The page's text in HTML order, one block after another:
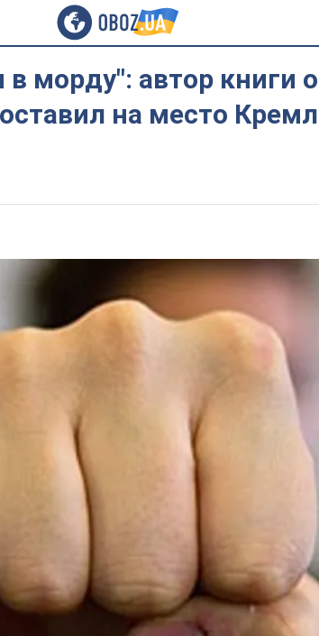
морду": автор книги
на место